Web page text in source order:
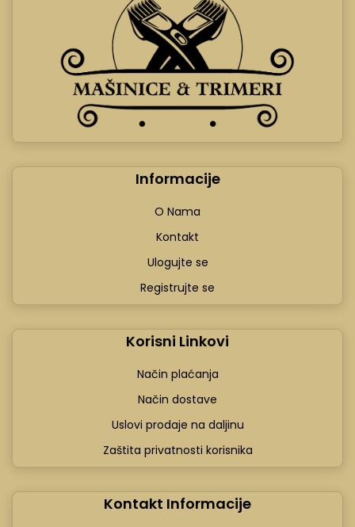
Informacije
O Nama
Kontakt
Ulogujte se
Registrujte se
Korisni Linkovi
Način plaćanja
Način dostave
Uslovi prodaje na daljinu
Zaštita privatnosti korisnika
Kontakt Informacije